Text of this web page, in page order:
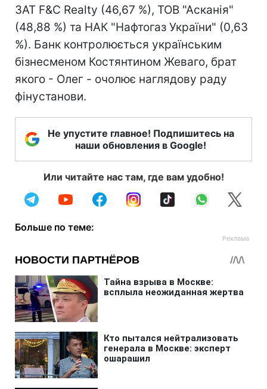
ЗАТ F&C Realty (46,67 %), ТОВ "Асканія"
(48,88 %) та НАК "Нафтогаз України" (0,63
%). Банк контролюється українським
бізнесменом Костянтином Жеваго, брат
якого - Олег - очолює наглядову раду
фінустанови.
Не упустите главное! Подпишитесь на
наши обновления в Google!
Или читайте нас там, где вам удобно!
Больше по теме: